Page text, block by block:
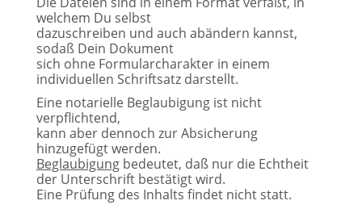
welchem Du selbst
dazuschreiben und auch abändern kannst,
sodaß Dein Dokument
sich ohne Formularcharakter in einem
individuellen Schriftsatz darstellt.
Eine notarielle Beglaubigung ist nicht
verpflichtend,
kann aber dennoch zur Absicherung
hinzugefügt werden.
Beglaubigungbedeutet, daß nur die Echtheit
der Unterschrift bestätigt wird.
Eine Prüfung des Inhalts findet nicht statt.